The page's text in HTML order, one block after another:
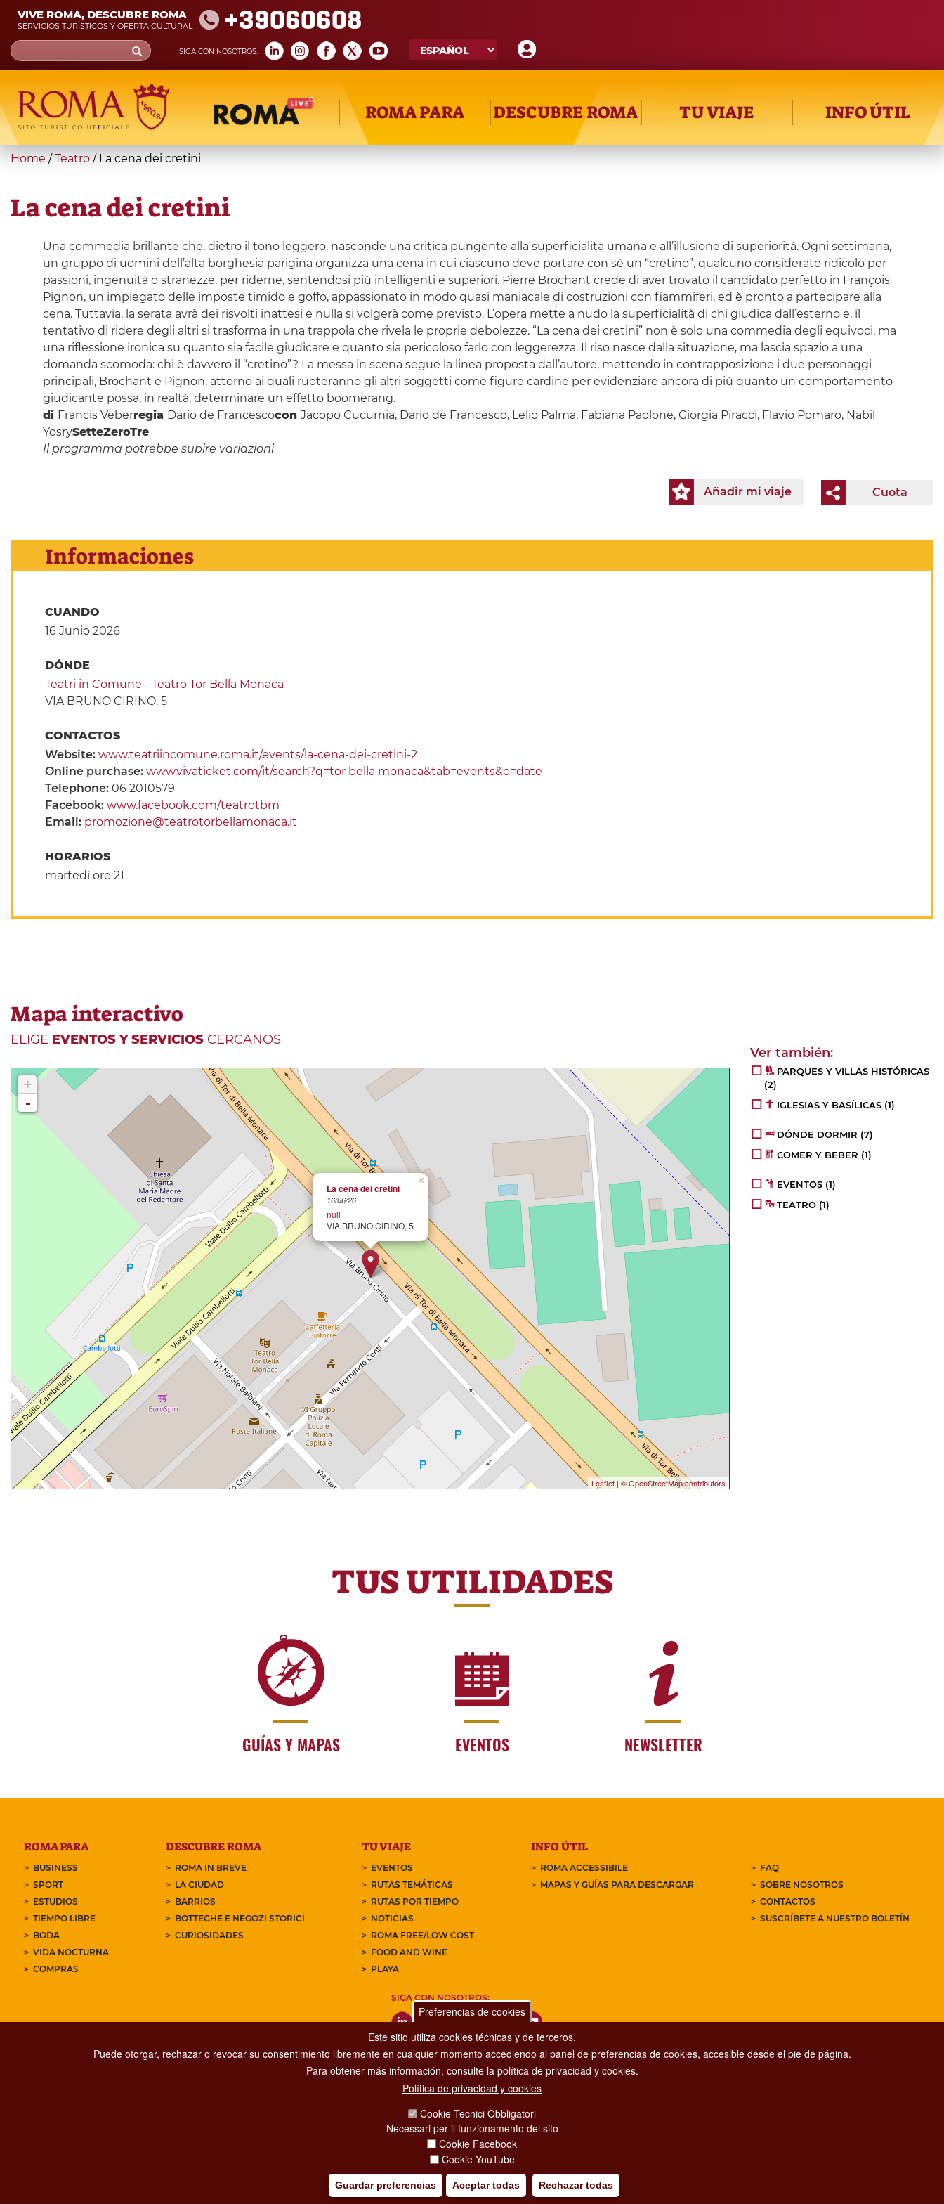
Skip
main
content
VIVE ROMA, DESCUBRE ROMA
SERVICIOS TURÍSTICOS Y OFERTA CULTURAL +39060608
SIGA CON NOSOTROS:
Search
form
Búsqueda
ROMA PARA DESCUBRE ROMA TU VIAJE INFO ÚTIL
You
here
Home / Teatro / La cena dei cretini
La cena dei cretini
Una commedia brillante che, dietro il tono leggero, nasconde una critica pungente alla superficialità umana e all’illusione di superiorità. Ogni settimana,
un gruppo di uomini dell’alta borghesia parigina organizza una cena in cui ciascuno deve portare con sé un “cretino”, qualcuno considerato ridicolo per
passioni, ingenuità o stranezze, per riderne, sentendosi più intelligenti e superiori. Pierre Brochant crede di aver trovato il candidato perfetto in François
Pignon, un impiegato delle imposte timido e goffo, appassionato in modo quasi maniacale di costruzioni con fiammiferi, ed è pronto a partecipare alla
cena. Tuttavia, la serata avrà dei risvolti inattesi e nulla si volgerà come previsto. L’opera mette a nudo la superficialità di chi giudica dall’esterno e, il
tentativo di ridere degli altri si trasforma in una trappola che rivela le proprie debolezze. “La cena dei cretini” non è solo una commedia degli equivoci, ma
una riflessione ironica su quanto sia facile giudicare e quanto sia pericoloso farlo con leggerezza. Il riso nasce dalla situazione, ma lascia spazio a una
domanda scomoda: chi è davvero il “cretino”? La messa in scena segue la linea proposta dall’autore, mettendo in contrapposizione i due personaggi
principali, Brochant e Pignon, attorno ai quali ruoteranno gli altri soggetti come figure cardine per evidenziare ancora di più quanto un comportamento
giudicante possa, in realtà, determinare un effetto boomerang.
di Francis Veberregia Dario de Francescocon Jacopo Cucurnia, Dario de Francesco, Lelio Palma, Fabiana Paolone, Giorgia Piracci, Flavio Pomaro, Nabil
YosrySetteZeroTre
Il programma potrebbe subire variazioni
Cuota
Añadir mi viaje
Informaciones
CUANDO
16 Junio 2026
DÓNDE
Teatri in Comune - Teatro Tor Bella Monaca
VIA BRUNO CIRINO, 5
CONTACTOS
Website: www.teatriincomune.roma.it/events/la-cena-dei-cretini-2
Online purchase: www.vivaticket.com/it/search?q=tor bella monaca&tab=events&o=date
Telephone: 06 2010579
Facebook: www.facebook.com/teatrotbm
Email: promozione@teatrotorbellamonaca.it
HORARIOS
martedì ore 21
Mapa interactivo
ELIGE EVENTOS Y SERVICIOS CERCANOS
×
La cena dei cretini
16/06/26
null
VIA BRUNO CIRINO, 5
+
-
Leaflet | © OpenStreetMap contributors
PARQUES Y VILLAS HISTÓRICAS
(2)
IGLESIAS Y BASÍLICAS (1)
DÓNDE DORMIR (7)
COMER Y BEBER (1)
EVENTOS (1)
TEATRO (1)
TUS UTILIDADES
GUÍAS Y MAPAS EVENTOS NEWSLETTER
ROMA PARA
BUSINESS
SPORT
ESTUDIOS
TIEMPO LIBRE
BODA
VIDA NOCTURNA
COMPRAS
DESCUBRE ROMA
ROMA IN BREVE
LA CIUDAD
BARRIOS
BOTTEGHE E NEGOZI STORICI
CURIOSIDADES
TU VIAJE
EVENTOS
RUTAS TEMÁTICAS
RUTAS POR TIEMPO
NOTICIAS
ROMA FREE/LOW COST
FOOD AND WINE
PLAYA
INFO ÚTIL
ROMA ACCESSIBILE
MAPAS Y GUÍAS PARA DESCARGAR
FAQ
SOBRE NOSOTROS
CONTACTOS
SUSCRÍBETE A NUESTRO BOLETÍN
SIGA CON NOSOTROS:
Dipartimento Grandi Eventi, Sport, Turismo e Moda.
Via di San Basilio, 51
00187 Roma
SOCIAL MEDIA POLICY CREDITS COPYRIGHT
Preferencias de cookies
Este sitio utiliza cookies técnicas y de terceros.
Puede otorgar, rechazar o revocar su consentimiento libremente en cualquier momento accediendo al panel de preferencias de cookies, accesible desde el pie de página.
Para obtener más información, consulte la política de privacidad y cookies.
Política de privacidad y cookies
Cookie Tecnici Obbligatori
Necessari per il funzionamento del sito
Cookie Facebook
Cookie YouTube
Guardar preferencias Aceptar todas Rechazar todas